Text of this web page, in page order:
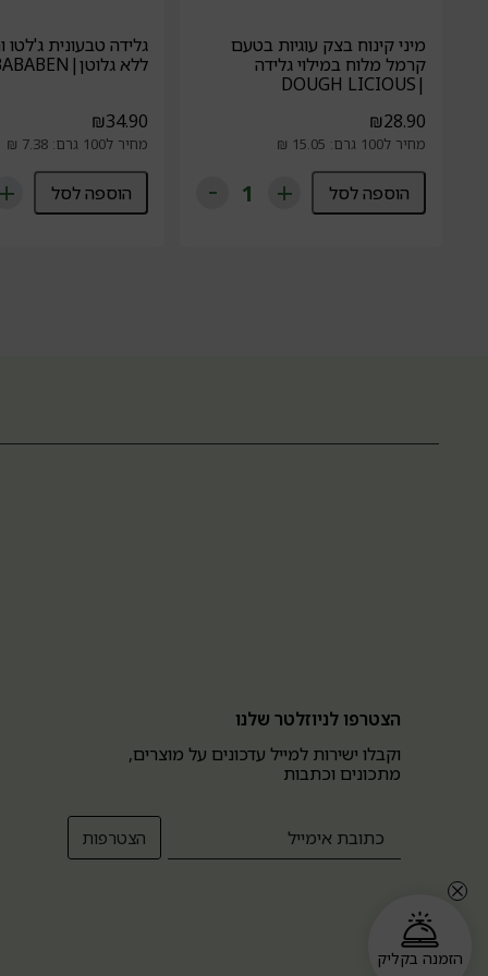
מיני קינוח בצק עוגיות בטעם
קרמל מלוח במילוי גלידה
|DOUGH LICIOUS
₪28.90
מחיר ל100 גרם: 15.05 ₪
הוספה לסל
גלידה טבעונית ג'לטו
ללא גלוטן|BABABEN
₪34.90
מחיר ל100 גרם: 7.38 ₪
הוספה לסל
הצטרפו לניוזלטר שלנו
וקבלו ישירות למייל עדכונים על מוצרים,
מתכונים וכתבות
הזמנה בקליק